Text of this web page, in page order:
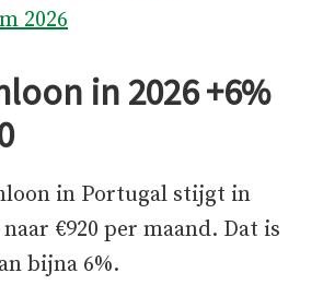
2026
in 2026 +6%
in Portugal stijgt in
naar €920 per maand. Dat is
bijna 6%.